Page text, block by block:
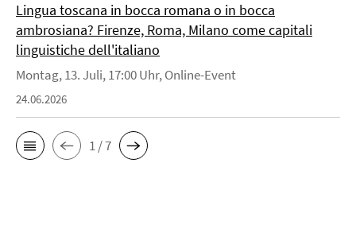
Lingua toscana in bocca romana o in bocca
ambrosiana? Firenze, Roma, Milano come capitali
linguistiche dell'italiano
Montag, 13. Juli, 17:00 Uhr, Online-Event
24.06.2026
1 / 7